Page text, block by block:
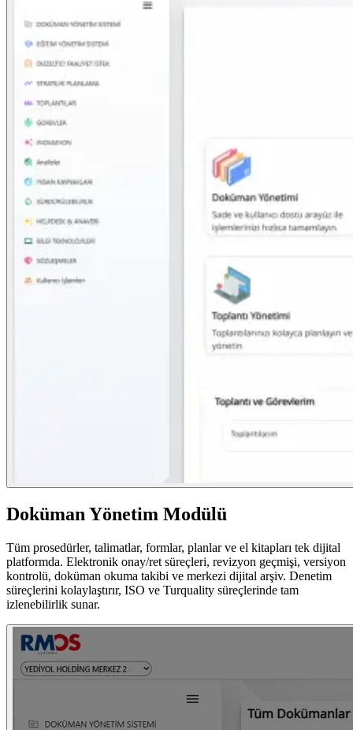
Doküman Yönetim Modülü
Tüm prosedürler, talimatlar, formlar, planlar ve el kitapları tek dijital
platformda. Elektronik onay/ret süreçleri, revizyon geçmişi, versiyon
kontrolü, doküman okuma takibi ve merkezi dijital arşiv. Denetim
süreçlerini kolaylaştırır, ISO ve Turquality süreçlerinde tam
izlenebilirlik sunar.